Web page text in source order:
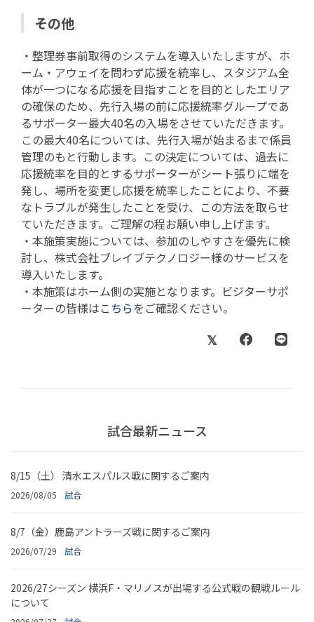
その他
・整理券事前取得のシステムを導入いたしますが、ホ
ーム・アウェイを問わず応援を統率し、スタジアム全
体が一つになる応援を目指すことを目的としたエリア
の確保のため、先行入場の前に応援統率グループであ
るサポーター最大40名の入場をさせていただきます。
この最大40名については、先行入場が始まるまで係員
管理のもと行動します。この決定については、過去に
応援統率を目的とするサポーターがシート張りに端を
発し、場所を変更し応援を統率したことにより、不要
なトラブルが発生したことを受け、この方法を取らせ
ていただきます。ご理解の程お願い申し上げます。
・本施策実施については、参加のしやすさを優先に検
討し、株式会社ブレイブテクノロジー様のサービスを
導入いたします。
・本施策はホーム側の実施となります。ビジターサポ
ーターの皆様はこちらをご確認ください。
試合最新ニュース
8/15（土） 清水エスパルス戦に関するご案内
2026/08/05 試合
8/7（金）鹿島アントラーズ戦に関するご案内
2026/07/29 試合
2026/27シーズン 横浜F・マリノスが出場する公式戦の観戦ルール
について